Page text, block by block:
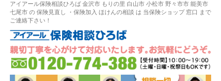
アイアール保険相談ひろば 金沢市 もりの里 白山市 小松市 野々市市 能美市
七尾市 の 保険見直し ・保険加入 ほけんの相談 は 当保険ショップ 窓口 まで
ご連絡下さい！